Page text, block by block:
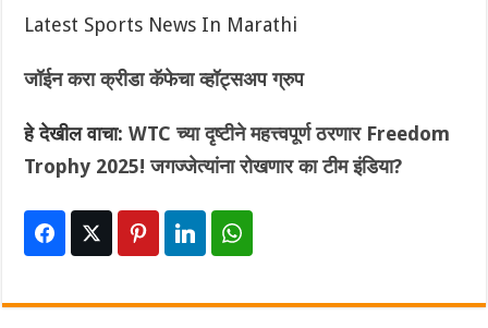
Latest Sports News In Marathi
जॉईन करा क्रीडा कॅफेचा व्हॉट्सअप ग्रुप
हे देखील वाचा:WTC च्या दृष्टीने महत्त्वपूर्ण ठरणार Freedom
Trophy 2025! जगज्जेत्यांना रोखणार का टीम इंडिया?